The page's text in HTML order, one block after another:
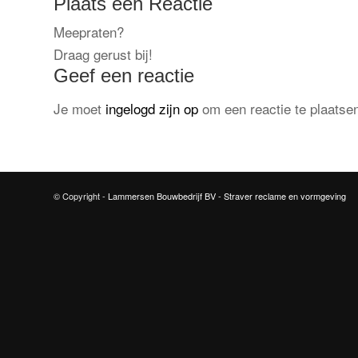
Meepraten?
Draag gerust bij!
Geef een reactie
Je moet ingelogd zijn op om een reactie te
© Copyright - Lammersen Bouwbedrijf BV- Straver reclame en vormgeving